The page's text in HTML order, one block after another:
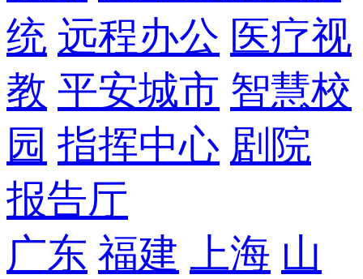
统 远程办公 医疗视
教 平安城市 智慧校
园 指挥中心 剧院
报告厅
广东 福建 上海 山